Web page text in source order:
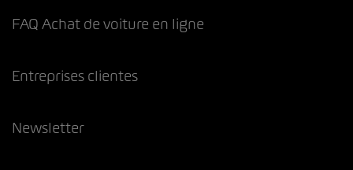
FAQ Achat de voiture en ligne
Entreprises clientes
Newsletter